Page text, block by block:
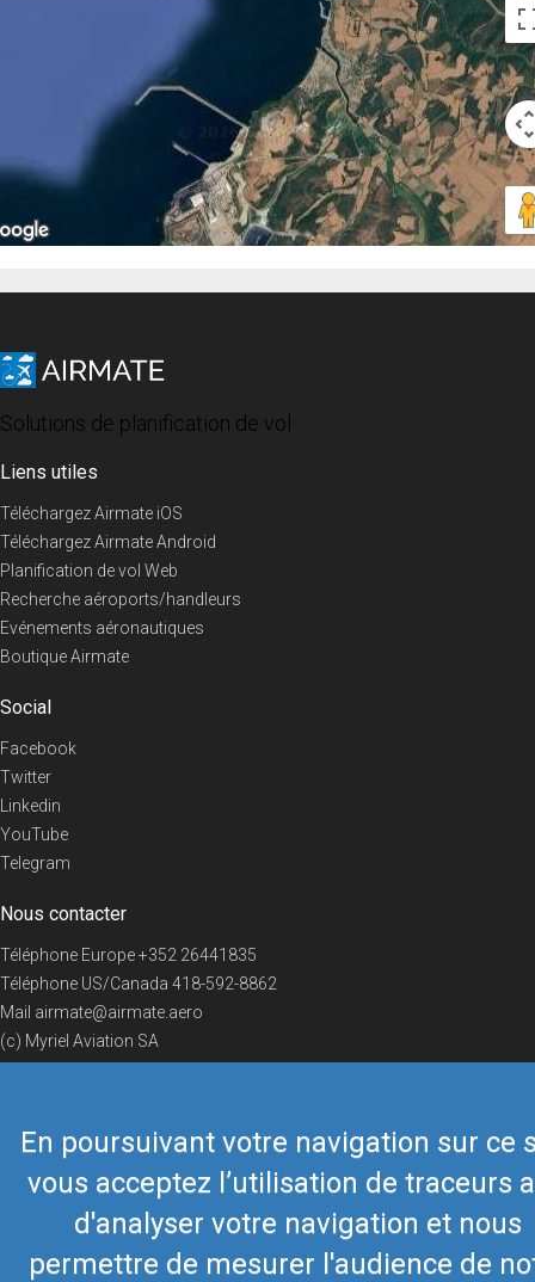
En poursuivant votre navigation sur ce
vous acceptez l’utilisation de traceurs
d'analyser votre navigation et nous
permettre de mesurer l'audience de
Solutions de planification de vol
Liens utiles
Téléchargez Airmate iOS
Téléchargez Airmate Android
Planification de vol Web
Recherche aéroports/handleurs
Evénements aéronautiques
Boutique Airmate
Social
Facebook
Twitter
Linkedin
YouTube
Telegram
Nous contacter
Téléphone Europe+352 26441835
Téléphone US/Canada 418-592-8862
Mail airmate@airmate.aero
(c) Myriel Aviation SA
© 2019 Airmate -Conditions d'utilisation- Vie privée Back to top